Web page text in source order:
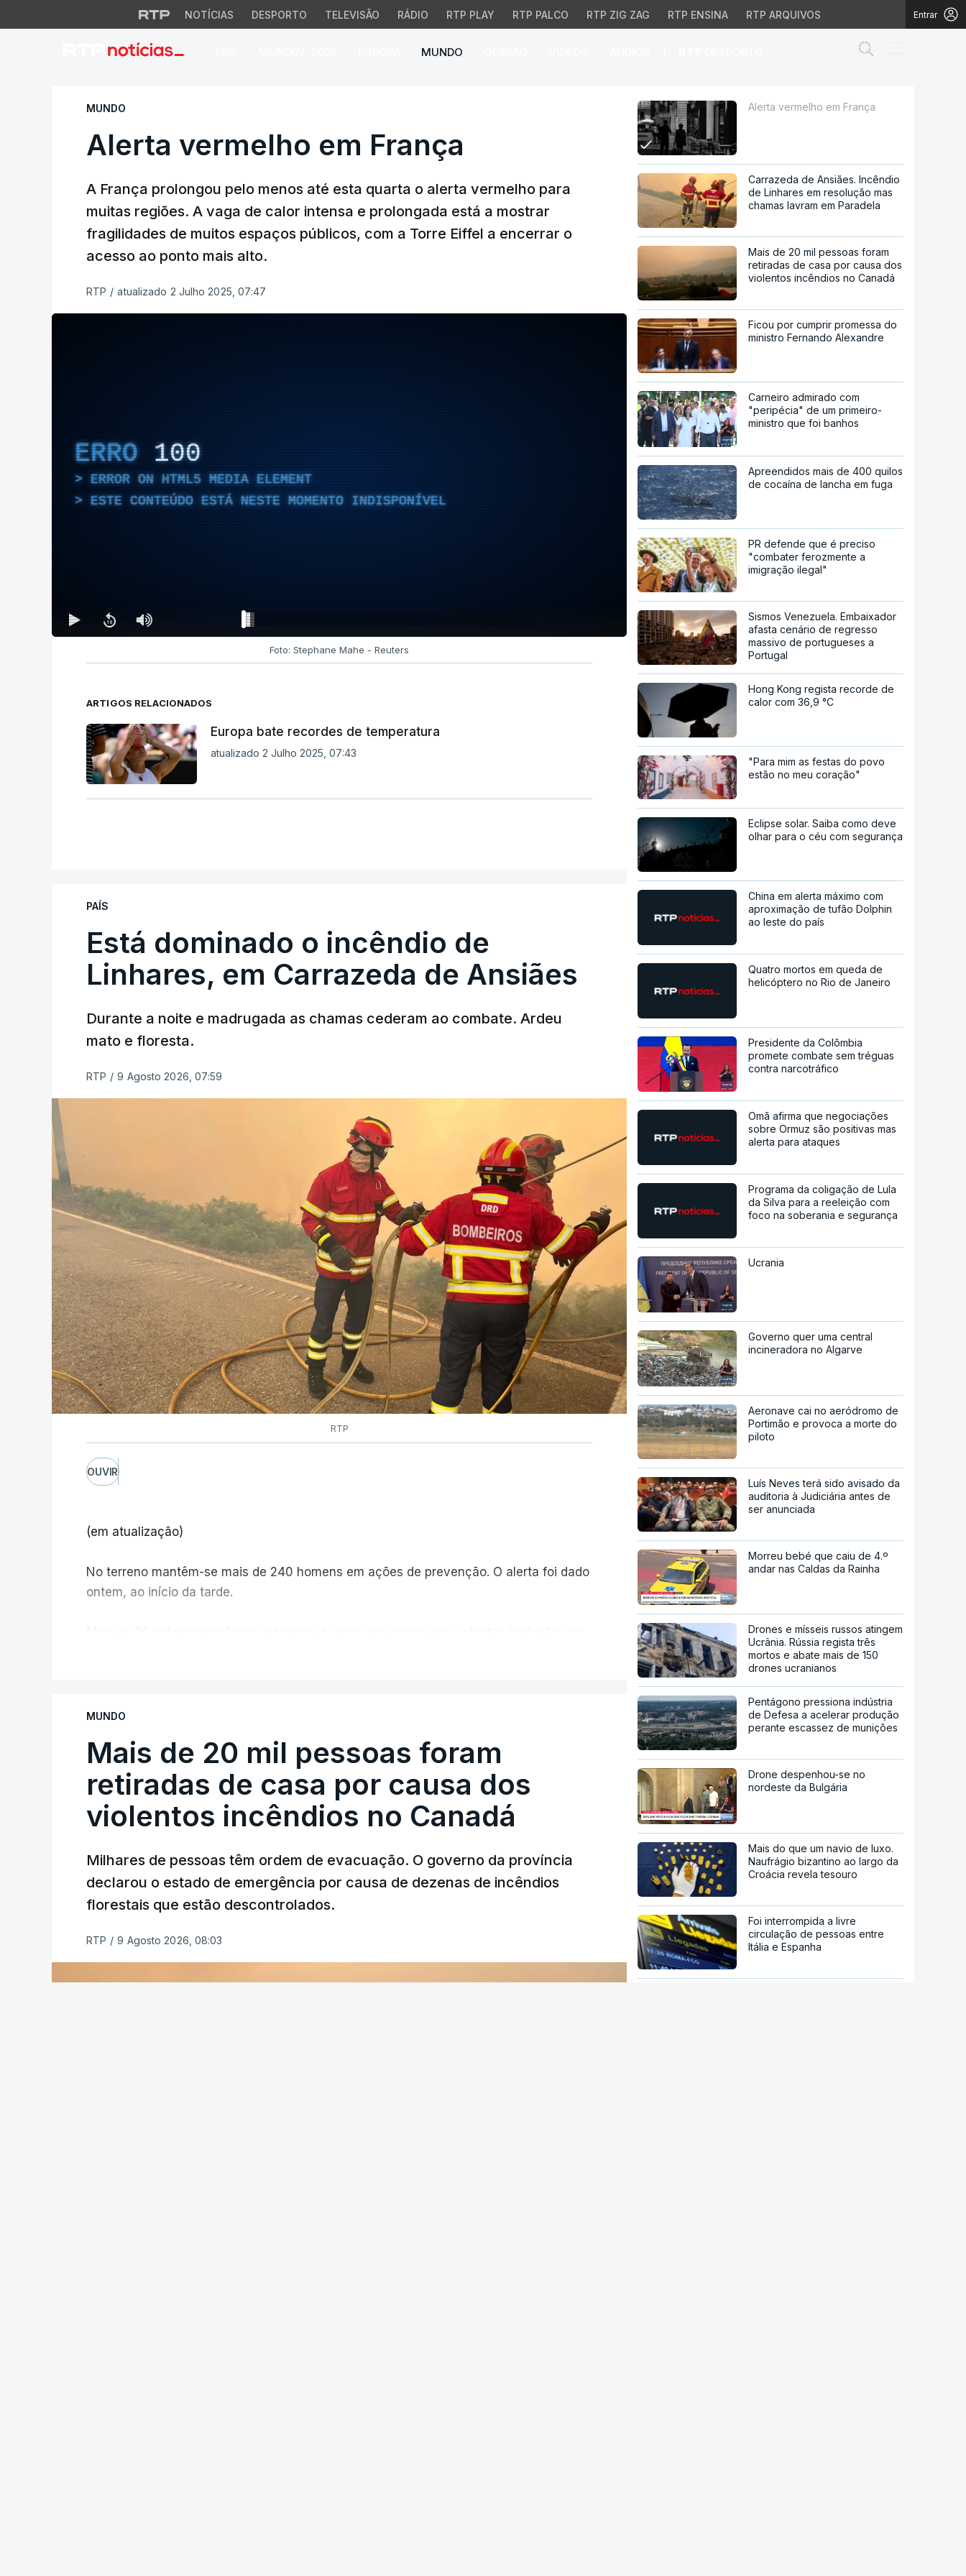
NOTÍCIAS DESPORTO TELEVISÃO RÁDIO RTP PLAY RTP PALCO RTP ZIG ZAG RTP ENSINA RTP ARQUIVOS Entrar
MUNDO
Alerta vermelho em França
MUNDO
Alerta vermelho em França
A França prolongou pelo menos até esta quarta o alerta vermelho para
muitas regiões. A vaga de calor intensa e prolongada está a mostrar
fragilidades de muitos espaços públicos, com a Torre Eiffel a encerrar o
acesso ao ponto mais alto.
RTP / atualizado 2 Julho 2025, 07:47
ERRO 100
ERROR ON HTML5 MEDIA ELEMENT
ESTE CONTEÚDO ESTÁ NESTE MOMENTO INDISPONÍVEL
Foto: Stephane Mahe - Reuters
ARTIGOS RELACIONADOS
Europa bate recordes de temperatura
atualizado 2 Julho 2025, 07:43
PAÍS
Está dominado o incêndio de
Linhares, em Carrazeda de Ansiães
Durante a noite e madrugada as chamas cederam ao combate. Ardeu
mato e floresta.
RTP / 9 Agosto 2026, 07:59
RTP
OUVIR
(em atualização)
No terreno mantêm-se mais de 240 homens em ações de prevenção. O alerta foi dado
ontem, ao início da tarde.
MUNDO
Mais de 20 mil pessoas foram
retiradas de casa por causa dos
violentos incêndios no Canadá
Milhares de pessoas têm ordem de evacuação. O governo da província
declarou o estado de emergência por causa de dezenas de incêndios
florestais que estão descontrolados.
RTP / 9 Agosto 2026, 08:03
Alerta vermelho em França
Carrazeda de Ansiães. Incêndio
de Linhares em resolução mas
chamas lavram em Paradela
Mais de 20 mil pessoas foram
retiradas de casa por causa dos
violentos incêndios no Canadá
Ficou por cumprir promessa do
ministro Fernando Alexandre
Carneiro admirado com
"peripécia" de um primeiro-
ministro que foi banhos
Apreendidos mais de 400 quilos
de cocaína de lancha em fuga
PR defende que é preciso
"combater ferozmente a
imigração ilegal"
Sismos Venezuela. Embaixador
afasta cenário de regresso
massivo de portugueses a
Portugal
Hong Kong regista recorde de
calor com 36,9 °C
"Para mim as festas do povo
estão no meu coração"
Eclipse solar. Saiba como deve
olhar para o céu com segurança
China em alerta máximo com
aproximação de tufão Dolphin
ao leste do país
Quatro mortos em queda de
helicóptero no Rio de Janeiro
Presidente da Colômbia
promete combate sem tréguas
contra narcotráfico
Omã afirma que negociações
sobre Ormuz são positivas mas
alerta para ataques
Programa da coligação de Lula
da Silva para a reeleição com
foco na soberania e segurança
Ucrania
Governo quer uma central
incineradora no Algarve
Aeronave cai no aeródromo de
Portimão e provoca a morte do
piloto
Luís Neves terá sido avisado da
auditoria à Judiciária antes de
ser anunciada
Morreu bebé que caiu de 4.º
andar nas Caldas da Rainha
Drones e mísseis russos atingem
Ucrânia. Rússia regista três
mortos e abate mais de 150
drones ucranianos
Pentágono pressiona indústria
de Defesa a acelerar produção
perante escassez de munições
Drone despenhou-se no
nordeste da Bulgária
Mais do que um navio de luxo.
Naufrágio bizantino ao largo da
Croácia revela tesouro
Foi interrompida a livre
circulação de pessoas entre
Itália e Espanha